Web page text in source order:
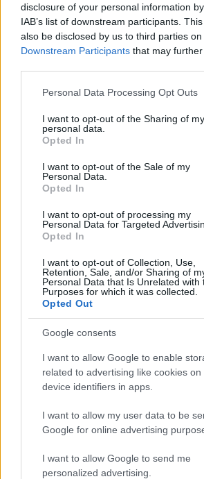
disclosure of your personal information
IAB’s list of downstream participants.
also be disclosed by us to third parties on
Downstream Participants that may
Please note that this website/app uses
not limited to your visit or usage
grant or deny consent to Google and its
use your data for below specified
consent section.
Personal Data Processing Opt Outs
I want to opt-out of the Sharing of my
personal data.
Opted In
I want to opt-out of the Sale of my
Personal Data.
Opted In
I want to opt-out of processing my
Personal Data for Targeted
Opted In
I want to opt-out of Collection, Use,
Retention, Sale, and/or Sharing of
Personal Data that Is Unrelated with
Purposes for which it was collected.
Opted Out
Google consents
I want to allow Google to enable
related to advertising like cookies on
device identifiers in apps.
I want to allow my user data to be
Google for online advertising
I want to allow Google to send me
personalized advertising.
Dove si terrà Vogue World nel 2027:
Francisco
LIFESTYLE
Come riconoscere e risolvere i
Beatrice Bonaventura · 6 Ago 2026